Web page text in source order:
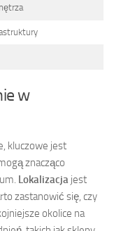
w
kluczowe jest
znacząco
Lokalizacja jest
zastanowić się, czy
okolice na